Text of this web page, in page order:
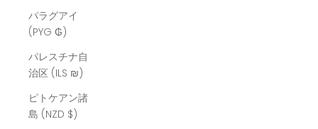
パラグアイ
(PYG ₲)
パレスチナ自
治区 (ILS ₪)
ピトケアン諸
島 (NZD $)